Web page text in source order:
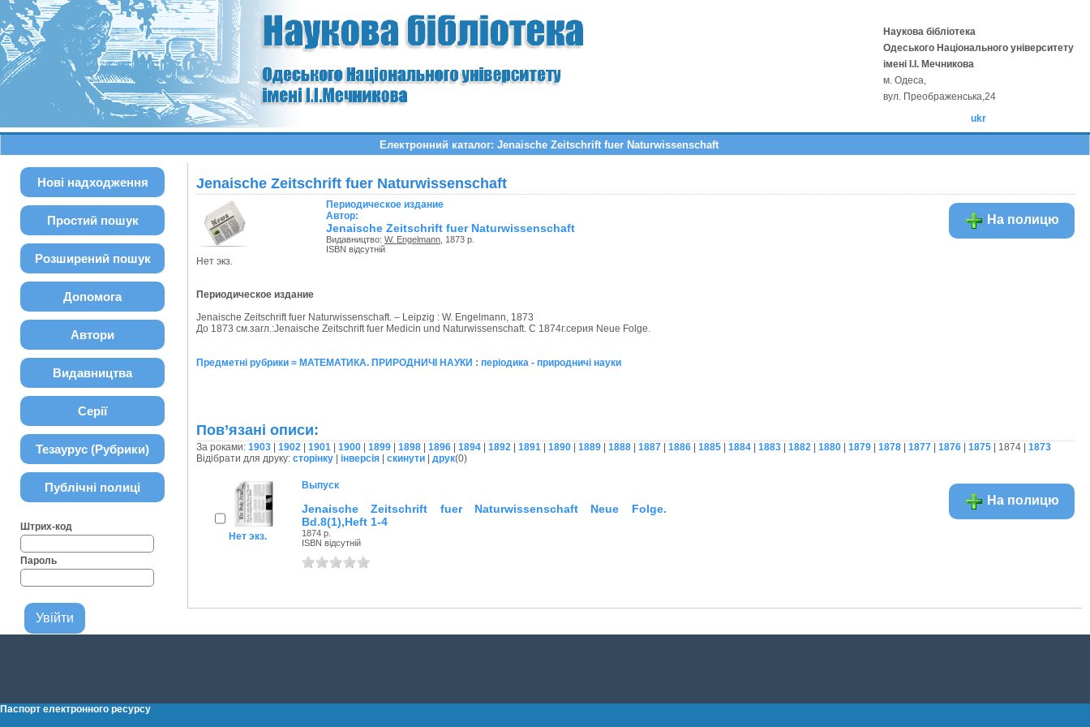
Наукова бібліотека
Одеського Національного університету
імені І.І. Мечникова
м. Одеса,
вул. Преображенська,24
ukr
Електронний каталог: Jenaische Zeitschrift fuer Naturwissenschaft
Нові надходження
Простий пошук
Розширений пошук
Допомога
Автори
Видавництва
Серії
Тезаурус (Рубрики)
Публічні полиці
Штрих-код
Пароль
Jenaische Zeitschrift fuer Naturwissenschaft
Нет экз.
Периодическое издание
Автор:
Jenaische Zeitschrift fuer Naturwissenschaft
Видавництво: W. Engelmann, 1873 р.
ISBN відсутній
На полицю
Периодическое издание
Jenaische Zeitschrift fuer Naturwissenschaft. – Leipzig : W. Engelmann, 1873
До 1873 см.загл.:Jenaische Zeitschrift fuer Medicin und Naturwissenschaft. С 1874г.серия Neue Folge.
Предметні рубрики = МАТЕМАТИКА. ПРИРОДНИЧІ НАУКИ : періодика - природничі науки
Пов’язані описи:
За роками: 1903| 1902| 1901| 1900| 1899| 1898| 1896| 1894| 1892| 1891| 1890| 1889| 1888| 1887| 1886| 1885| 1884| 1883| 1882| 1880| 1879| 1878| 1877| 1876| 1875| 1874 | 1873
Відібрати для друку: сторінку| інверсія| скинути| друк(0)
Нет экз.
Выпуск
Jenaische Zeitschrift fuer Naturwissenschaft Neue Folge.
Bd.8(1),Heft 1-4
1874 р.
ISBN відсутній
На полицю
Паспорт електронного ресурсу